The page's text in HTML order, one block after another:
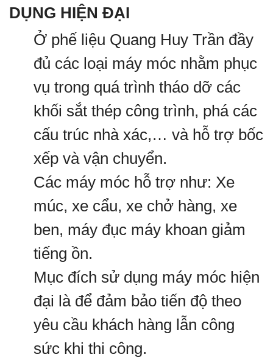
DỤNG HIỆN ĐẠI
Ở phế liệu Quang Huy Trần đầy
đủ các loại máy móc nhằm phục
vụ trong quá trình tháo dỡ các
khối sắt thép công trình, phá các
cấu trúc nhà xác,… và hỗ trợ bốc
xếp và vận chuyển.
Các máy móc hỗ trợ như: Xe
múc, xe cẩu, xe chở hàng, xe
ben, máy đục máy khoan giảm
tiếng ồn.
Mục đích sử dụng máy móc hiện
đại là để đảm bảo tiến độ theo
yêu cầu khách hàng lẫn công
sức khi thi công.